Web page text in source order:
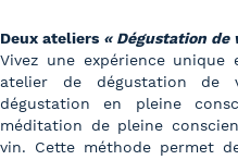
Deux ateliers « Dégustation de
Vivez une expérience
atelier de dégustation de
dégustation en pleine
méditation de pleine
vin. Cette méthode permet